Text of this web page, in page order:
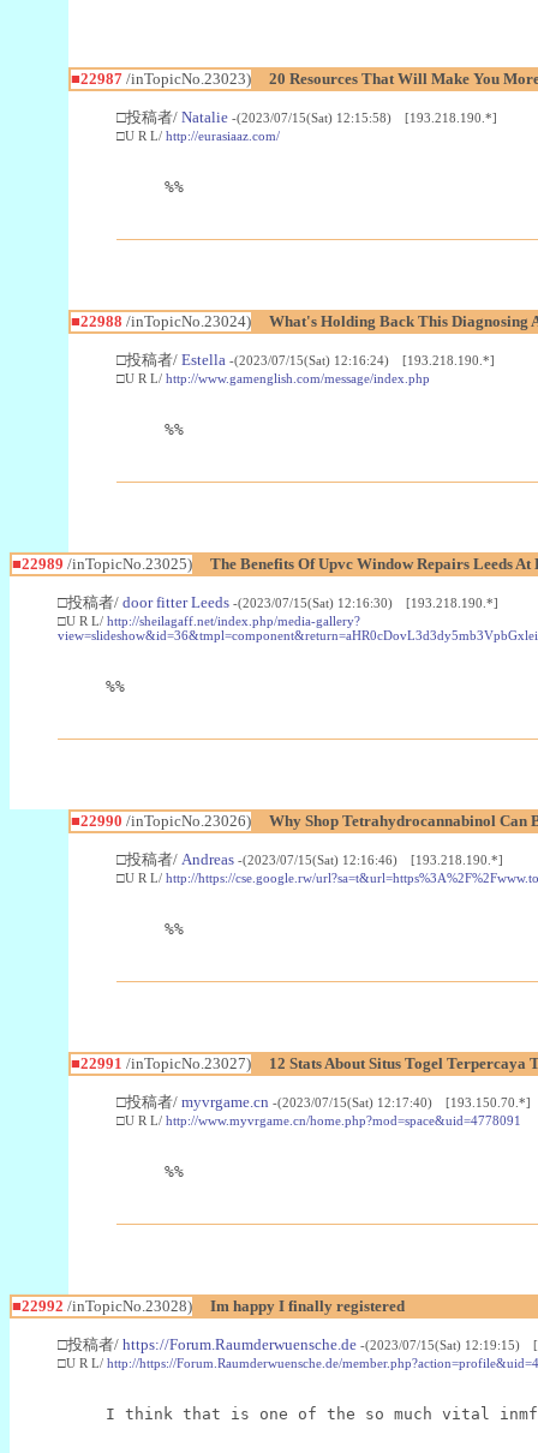
■22987/inTopicNo.23023) 20 Resources That Will Make You
□投稿者/ Natalie -(2023/07/15(Sat) 12:15:58) [193.218.190.*]
□U R L/ http://eurasiaaz.com/
%%
■22988 /inTopicNo.23024) What's Holding Back This Diagnosing
□投稿者/ Estella -(2023/07/15(Sat) 12:16:24) [193.218.190.*]
□U R L/ http://www.gamenglish.com/message/index.php
%%
■22989 /inTopicNo.23025) The Benefits Of Upvc Window Repairs Leeds
□投稿者/ door fitter Leeds -(2023/07/15(Sat) 12:16:30) [193.218.190.*]
□U R L/ http://sheilagaff.net/index.php/media-gallery?
%%
■22990 /inTopicNo.23026) Why Shop Tetrahydrocannabinol Can
□投稿者/ Andreas -(2023/07/15(Sat) 12:16:46) [193.218.190.*]
□U R L/ http://https://cse.google.rw/
%%
■22991 /inTopicNo.23027) 12 Stats About Situs Togel Terpercaya
□投稿者/ myvrgame.cn -(2023/07/15(Sat) 12:17:40) [193.150.70.*]
□U R L/ http://www.myvrgame.cn/home.php?mod=space&uid=4778091
%%
■22992 /inTopicNo.23028) Im happy I finally registered
□投稿者/ https://Forum.Raumderwuensche.de -(2023/07/15(Sat) 12:19:15)
□U R L/ http://https://Forum.Raumderwuensche.de/
I think that is one of the so much vital